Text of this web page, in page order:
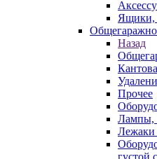
Ящики,
Назад
Прочее
Лампы,
Лежаки
густой